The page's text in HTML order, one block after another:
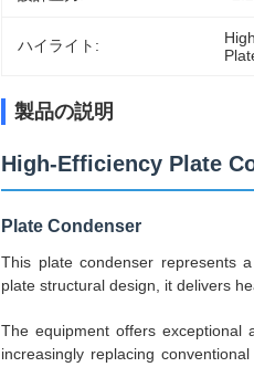
ハイライト:
製品の説明
High-Efficiency Plate
Plate Condenser
This plate condenser represents
plate structural design, it delivers
The equipment offers exceptional
increasingly replacing